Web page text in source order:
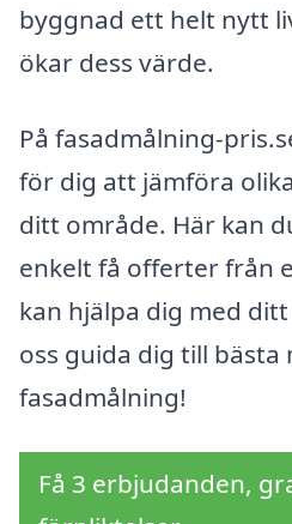
byggnad ett helt nytt
ökar dess värde.
På fasadmålning-
för dig att jämföra
ditt område. Här kan
enkelt få offerter från
kan hjälpa dig med
oss guida dig till bästa
fasadmålning!
Få 3 erbjudanden,